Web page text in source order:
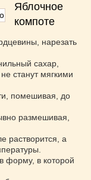
Яблочное
компоте
нарезать
сахар,
станут мягкими
помешивая, до
размешивая,
растворится, а
форму, в которой